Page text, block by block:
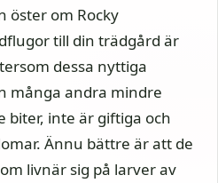
öster om Rocky
till din trädgård är
dessa nyttiga
många andra mindre
biter, inte är giftiga och
Ännu bättre är att de
livnär sig på larver av